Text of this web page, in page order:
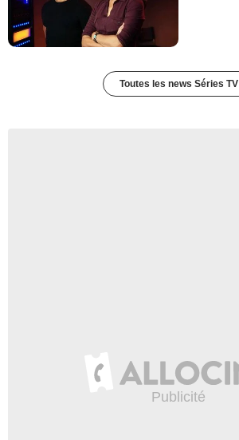
Toutes les news Séries TV